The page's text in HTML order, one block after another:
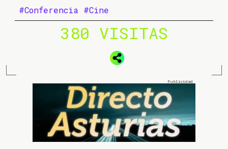
#Conferencia #Cine
380 VISITAS